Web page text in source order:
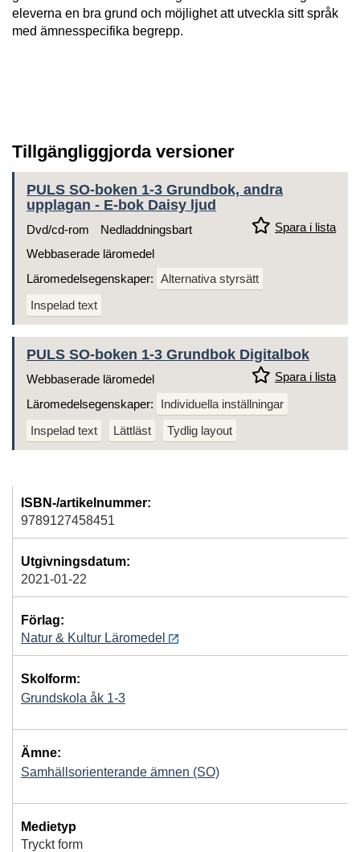
eleverna en bra grund och möjlighet att utveckla sitt språk
med ämnesspecifika begrepp.
Tillgängliggjorda versioner
PULS SO-boken 1-3 Grundbok, andra
upplagan - E-bok Daisy ljud
Spara i lista
Dvd/cd-rom
Nedladdningsbart
Webbaserade läromedel
Läromedelsegenskaper: Alternativa styrsätt
Inspelad text
PULS SO-boken 1-3 Grundbok Digitalbok
Spara i lista
Webbaserade läromedel
Läromedelsegenskaper:
Individuella inställningar
Inspelad text
Lättläst Tydlig layout
ISBN-/artikelnummer:
9789127458451
Utgivningsdatum:
2021-01-22
Förlag:
Natur & Kultur Läromedel
Skolform:
Grundskola åk 1-3
Ämne:
Samhällsorienterande ämnen (SO)
Medietyp
Tryckt form